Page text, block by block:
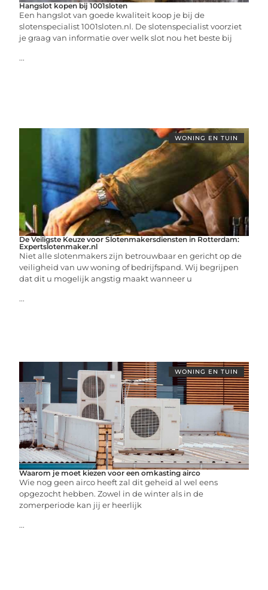
Hangslot kopen bij 1001sloten
Een hangslot van goede kwaliteit koop je bij de
slotenspecialist 1001sloten.nl. De slotenspecialist voorziet
je graag van informatie over welk slot nou het beste bij
...
WONING EN TUIN
De Veiligste Keuze voor Slotenmakersdiensten in Rotterdam:
Expertslotenmaker.nl
Niet alle slotenmakers zijn betrouwbaar en gericht op de
veiligheid van uw woning of bedrijfspand. Wij begrijpen
dat dit u mogelijk angstig maakt wanneer u
...
WONING EN TUIN
Waarom je moet kiezen voor een omkasting airco
Wie nog geen airco heeft zal dit geheid al wel eens
opgezocht hebben. Zowel in de winter als in de
zomerperiode kan jij er heerlijk
...